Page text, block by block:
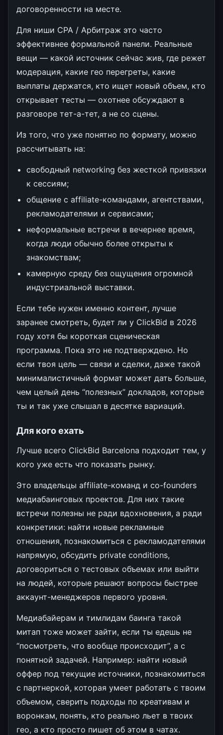
договоренности на месте.
Для ниши CPA / Арбитраж это часто
эффективнее формальной панели. Реальные
вещи — какой источник сейчас жив, где режет
модерация, какие гео перегреты, какие
выплаты держатся, кто ищет новый объем, кто
открывает тесты — охотнее обсуждают в
разговоре тет-а-тет, а не со сцены.
Из того, что уже понятно по формату, можно
рассчитывать на:
свободный networking без жесткой привязки
к сессиям;
общение с affiliate-командами, агентствами,
рекламодателями и сервисами;
неформальные встречи в вечернее время,
когда люди обычно более открыты к
знакомствам;
камерную среду без ощущения огромной
индустриальной выставки.
Если тебе нужен именно контент, лучше
заранее смотреть, будет ли у ClickBid в 2026
году хотя бы короткая сценическая
программа. Пока это не подтверждено. Но
если твоя цель — связи и сделки, даже такой
минималистичный формат может дать больше,
чем целый день “полезных” докладов, которые
ты и так уже слышал в десятке вариаций.
Для кого ехать
Лучше всего ClickBid Barcelona подходит тем, у
кого уже есть что показать рынку.
Это владельцы affiliate-команд и co-founders
медиабаинговых проектов. Для них такие
встречи полезны не ради вдохновения, а ради
конкретики: найти новые рекламные
отношения, познакомиться с рекламодателями
напрямую, обсудить private conditions,
договориться о тестовых объемах или выйти
на людей, которые решают вопросы быстрее
аккаунт-менеджеров первого уровня.
Медиабайерам и тимлидам баинга такой
митап тоже может зайти, если ты едешь не
“посмотреть, что вообще происходит”, а с
понятной задачей. Например: найти новый
оффер под текущие источники, познакомиться
с партнеркой, которая умеет работать с твоим
объемом, сверить подходы по креативам и
воронкам, понять, кто реально льет в твоих
гео, а кто просто пишет об этом в чатах.